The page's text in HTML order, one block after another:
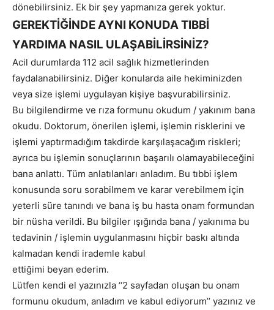
dönebilirsiniz. Ek bir şey yapmanıza gerek yoktur.
GEREKTİĞİNDE AYNI KONUDA TIBBİ
YARDIMA NASIL ULAŞABİLİRSİNİZ?
Acil durumlarda 112 acil sağlık hizmetlerinden
faydalanabilirsiniz. Diğer konularda aile hekiminizden
veya size işlemi uygulayan kişiye başvurabilirsiniz.
Bu bilgilendirme ve rıza formunu okudum / yakınım bana
okudu. Doktorum, önerilen işlemi, işlemin risklerini ve
işlemi yaptırmadığım takdirde karşılaşacağım riskleri;
ayrıca bu işlemin sonuçlarının başarılı olamayabileceğini
bana anlattı. Tüm anlatılanları anladım. Bu tıbbi işlem
konusunda soru sorabilmem ve karar verebilmem için
yeterli süre tanındı ve bana iş bu hasta onam formundan
bir nüsha verildi. Bu bilgiler ışığında bana / yakınıma bu
tedavinin / işlemin uygulanmasını hiçbir baskı altında
kalmadan kendi irademle kabul
ettiğimi beyan ederim.
Lütfen kendi el yazınızla ‘‘2 sayfadan oluşan bu onam
formunu okudum, anladım ve kabul ediyorum’’ yazınız ve